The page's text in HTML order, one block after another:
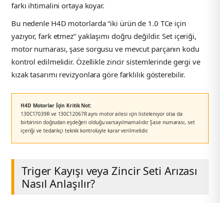
farkı ihtimalini ortaya koyar.
Bu nedenle H4D motorlarda “iki ürün de 1.0 TCe için
yazıyor, fark etmez” yaklaşımı doğru değildir. Set içeriği,
motor numarası, şase sorgusu ve mevcut parçanın kodu
kontrol edilmelidir. Özellikle zincir sistemlerinde gergi ve
kızak tasarımı revizyonlara göre farklılık gösterebilir.
H4D Motorlar İçin Kritik Not:
130C17039R ve 130C12067R aynı motor ailesi için listeleniyor olsa da
birbirinin doğrudan eşdeğeri olduğu varsayılmamalıdır. Şase numarası, set
içeriği ve tedarikçi teknik kontrolüyle karar verilmelidir.
Triger Kayışı veya Zincir Seti Arızası
Nasıl Anlaşılır?